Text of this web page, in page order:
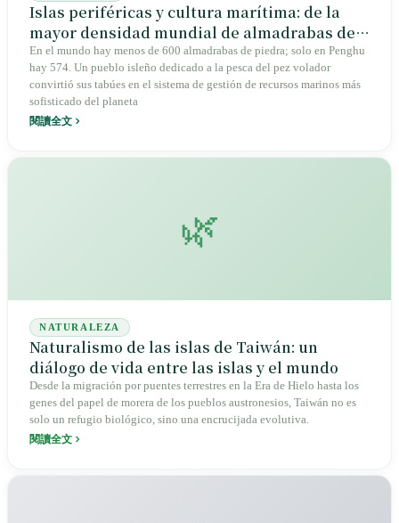
Islas periféricas y cultura marítima: de la
mayor densidad mundial de almadrabas de
piedra a la ecología legal de la temporada
del pez volador
En el mundo hay menos de 600 almadrabas de piedra; solo en Penghu
hay 574. Un pueblo isleño dedicado a la pesca del pez volador
convirtió sus tabúes en el sistema de gestión de recursos marinos más
sofisticado del planeta
閱讀全文
🌿
NATURALEZA
Naturalismo de las islas de Taiwán: un
diálogo de vida entre las islas y el mundo
Desde la migración por puentes terrestres en la Era de Hielo hasta los
genes del papel de morera de los pueblos austronesios, Taiwán no es
solo un refugio biológico, sino una encrucijada evolutiva.
閱讀全文